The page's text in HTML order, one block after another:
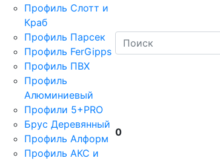
Профиль Слотт и
Краб
Профиль Парсек
Профиль FerGipps
Профиль ПВХ
Профиль
Алюминиевый
Профили 5+PRO
Брус Деревянный
Профиль Алформ
Профиль АКС и
0